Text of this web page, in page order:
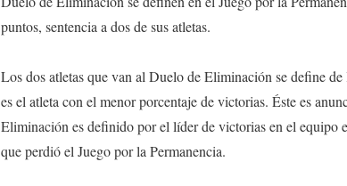
puntos, sentencia a dos de sus atletas.
Los dos atletas que van al Duelo de Eliminación se define
es el atleta con el menor porcentaje de victorias. Éste es
Eliminación es definido por el líder de victorias en el equipo
que perdió el Juego por la Permanencia.